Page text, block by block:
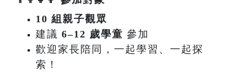
10 組親子觀眾
建議 6–12 歲學童 參加
歡迎家長陪同，一起學習、一起探
索！